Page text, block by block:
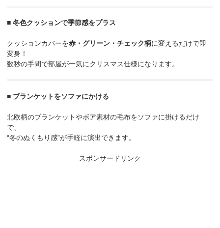
■ 冬色クッションで季節感をプラス
クッションカバーを赤・グリーン・チェック柄に変えるだけで即
変身！
数秒の手間で部屋が一気にクリスマス仕様になります。
■ ブランケットをソファにかける
北欧柄のブランケットやボア素材の毛布をソファに掛けるだけ
で、
“冬のぬくもり感”が手軽に演出できます。
スポンサードリンク